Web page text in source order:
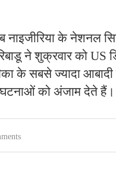
के नेशनल
ने शुक्रवार को US
के सबसे ज्यादा आबादी
को अंजाम देते हैं।